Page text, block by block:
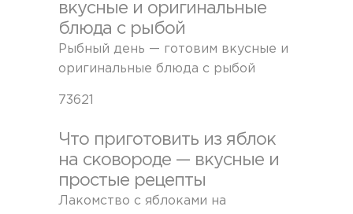
вкусные и оригинальные
блюда с рыбой
Рыбный день — готовим вкусные и
оригинальные блюда с рыбой
73621
Что приготовить из яблок
на сковороде — вкусные и
простые рецепты
Лакомство с яблоками на